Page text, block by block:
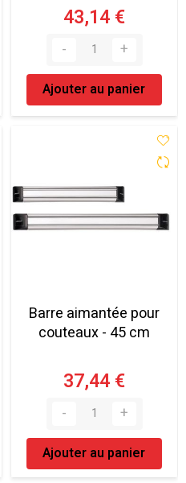
43,14 €
Ajouter au panier
Barre aimantée pour
couteaux - 45 cm
37,44 €
Ajouter au panier